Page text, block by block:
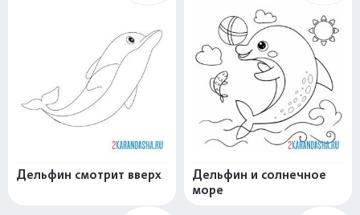
Дельфин смотрит вверх
Дельфин и солнечное
море